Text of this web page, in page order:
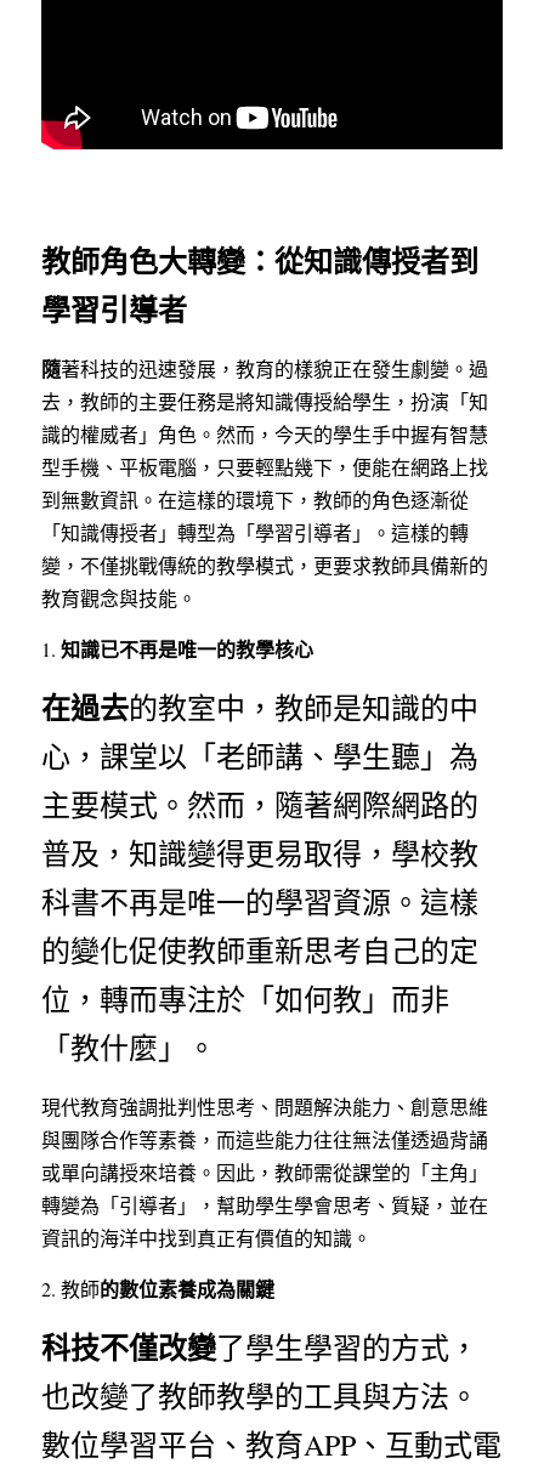
教師角色大轉變：從知識傳授者到
學習引導者
隨著科技的迅速發展，教育的樣貌正在發生劇變。過
去，教師的主要任務是將知識傳授給學生，扮演「知
識的權威者」角色。然而，今天的學生手中握有智慧
型手機、平板電腦，只要輕點幾下，便能在網路上找
到無數資訊。在這樣的環境下，教師的角色逐漸從
「知識傳授者」轉型為「學習引導者」。這樣的轉
變，不僅挑戰傳統的教學模式，更要求教師具備新的
教育觀念與技能。
1. 知識已不再是唯一的教學核心
在過去的教室中，教師是知識的中
心，課堂以「老師講、學生聽」為
主要模式。然而，隨著網際網路的
普及，知識變得更易取得，學校教
科書不再是唯一的學習資源。這樣
的變化促使教師重新思考自己的定
位，轉而專注於「如何教」而非
「教什麼」。
現代教育強調批判性思考、問題解決能力、創意思維
與團隊合作等素養，而這些能力往往無法僅透過背誦
或單向講授來培養。因此，教師需從課堂的「主角」
轉變為「引導者」，幫助學生學會思考、質疑，並在
資訊的海洋中找到真正有價值的知識。
2. 教師的數位素養成為關鍵
科技不僅改變了學生學習的方式，
也改變了教師教學的工具與方法。
數位學習平台、教育APP、互動式電